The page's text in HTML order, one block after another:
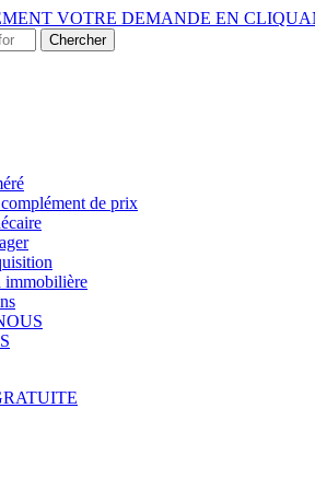
VOTRE DEMANDE EN
Chercher
de prix
immobilière